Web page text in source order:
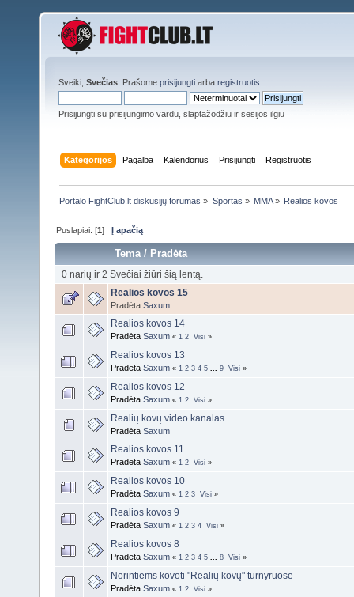
Sveiki, Svečias . Prašome prisijungti arba registruotis
Prisijungti su prisijungimo vardu, slaptažodžiu ir sesijos ilgiu
Kategorijos Pagalba Kalendorius Prisijungti Registruotis
Portalo FightClub.lt diskusijų forumas » Sportas » MMA» Realios kovos
Puslapiai: [1]Į apačią
Tema/Pradėta
0 narių ir 2 Svečiai žiūri šią lentą.
Realios kovos 15
Pradėta Saxum
Realios kovos 14
Pradėta Saxum « 1 2 Visi »
Realios kovos 13
Pradėta Saxum « 1 2 3 4 5 9 Visi »
Realios kovos 12
Pradėta Saxum « 1 2 Visi »
Realių kovų video kanalas
Pradėta Saxum
Realios kovos 11
Pradėta Saxum « 1 2 Visi »
Realios kovos 10
Pradėta Saxum « 1 2 3 Visi »
Realios kovos 9
Pradėta Saxum « 1 2 3 4 Visi »
Realios kovos 8
Pradėta Saxum « 1 2 3 4 5 8 Visi »
Norintiems kovoti "Realių kovų" turnyruose
Pradėta Saxum « 1 2 Visi »